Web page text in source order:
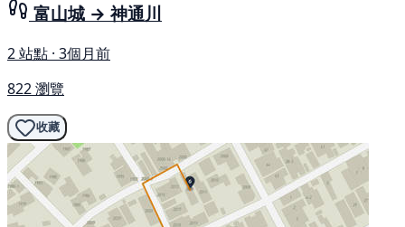
富山城 → 神通川
2 站點 · 3個月前
822 瀏覽
收藏